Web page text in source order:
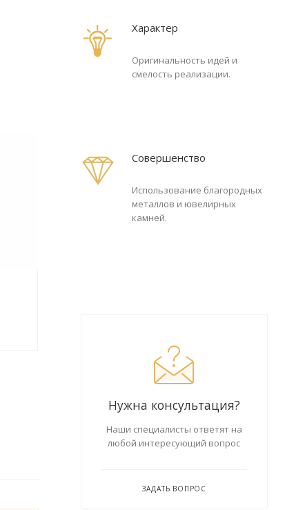
Характер
Оригинальность идей и
смелость реализации.
Совершенство
Использование благородных
металлов и ювелирных
камней.
Нужна консультация?
Наши специалисты ответят на
любой интересующий вопрос
ЗАДАТЬ ВОПРОС